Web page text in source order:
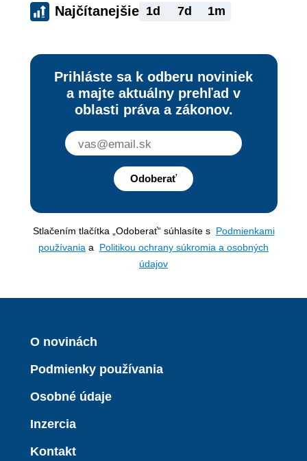
Najčítanejšie 1d 7d 1m
Prihláste sa k odberu noviniek
a majte aktuálny prehľad v
oblasti práva a zákonov.
Odoberať
Stlačením tlačítka „Odoberať“ súhlasíte s Podmienkami
používania a Politikou ochrany súkromia a osobných
údajov
O novinách
Podmienky používania
Osobné údaje
Inzercia
Kontakt